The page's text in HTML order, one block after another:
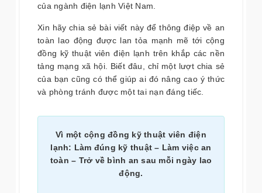
của ngành điện lạnh Việt Nam.
Xin hãy chia sẻ bài viết này để thông điệp về an
toàn lao động được lan tỏa mạnh mẽ tới cộng
đồng kỹ thuật viên điện lạnh trên khắp các nền
tảng mạng xã hội. Biết đâu, chỉ một lượt chia sẻ
của bạn cũng có thể giúp ai đó nâng cao ý thức
và phòng tránh được một tai nạn đáng tiếc.
Vì một cộng đồng kỹ thuật viên điện
lạnh: Làm đúng kỹ thuật – Làm việc an
toàn – Trở về bình an sau mỗi ngày lao
động.